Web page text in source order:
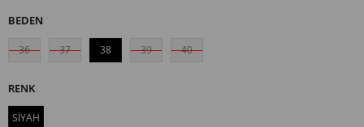
BEDEN
36 37 38 39 40
RENK
SİYAH